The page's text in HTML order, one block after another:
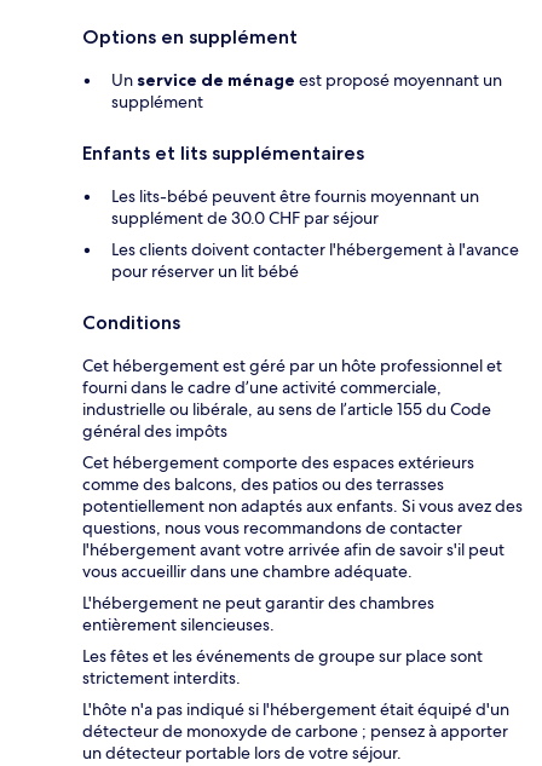
Options en supplément
Un service de ménage est proposé moyennant un
supplément
Enfants et lits supplémentaires
Les lits-bébé peuvent être fournis moyennant un
supplément de 30.0 CHF par séjour
Les clients doivent contacter l'hébergement à l'avance
pour réserver un lit bébé
Conditions
Cet hébergement est géré par un hôte professionnel et
fourni dans le cadre d’une activité commerciale,
industrielle ou libérale, au sens de l’article 155 du Code
général des impôts
Cet hébergement comporte des espaces extérieurs
comme des balcons, des patios ou des terrasses
potentiellement non adaptés aux enfants. Si vous avez des
questions, nous vous recommandons de contacter
l'hébergement avant votre arrivée afin de savoir s'il peut
vous accueillir dans une chambre adéquate.
L'hébergement ne peut garantir des chambres
entièrement silencieuses.
Les fêtes et les événements de groupe sur place sont
strictement interdits.
L'hôte n'a pas indiqué si l'hébergement était équipé d'un
détecteur de monoxyde de carbone ; pensez à apporter
un détecteur portable lors de votre séjour.